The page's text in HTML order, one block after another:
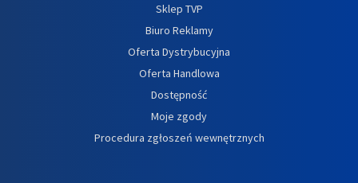
Sklep TVP
Biuro Reklamy
Oferta Dystrybucyjna
Oferta Handlowa
Dostępność
Moje zgody
Procedura zgłoszeń wewnętrznych